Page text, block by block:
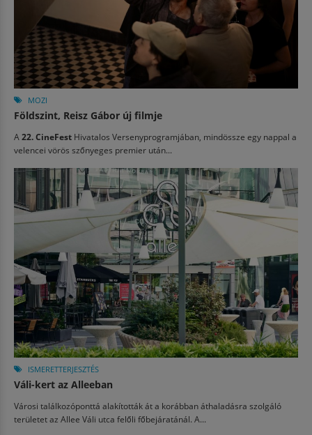
MOZI
Földszint, Reisz Gábor új filmje
A 22. CineFest Hivatalos Versenyprogramjában, mindössze egy nappal a
velencei vörös szőnyeges premier után...
ISMERETTERJESZTÉS
Váli-kert az Alleeban
Városi találkozóponttá alakították át a korábban áthaladásra szolgáló
területet az Allee Váli utca felőli főbejáratánál. A...